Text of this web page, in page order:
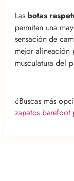
Las botas
permiten una
sensación de
mejor alineación
musculatura del
¿Buscas más
zapatos barefoot